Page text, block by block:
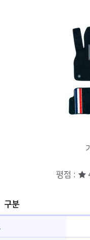
평점 : ★
구분